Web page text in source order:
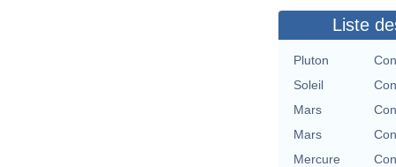
Liste
Pluton
Soleil
Mars
Mars
Mercure